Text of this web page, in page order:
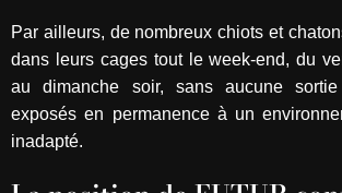
Par ailleurs, de nombreux chiots et
dans leurs cages tout le week-end, du
au dimanche soir, sans aucune
exposés en permanence à un
inadapté.